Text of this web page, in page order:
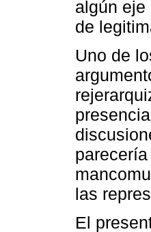
algún eje
de
Uno de
las
El